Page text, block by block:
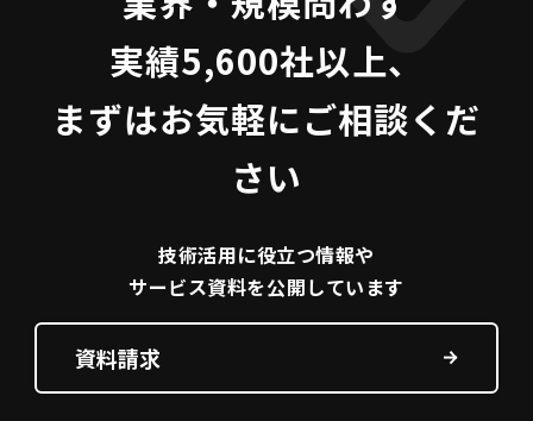
実績5,600社以上、
まずはお気軽にご相談くだ
さい
技術活用に役立つ情報や
サービス資料を公開しています
資料請求